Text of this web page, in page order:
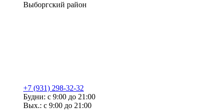
Выборгский район
+7 (931) 298-32-32
Будни: с 9:00 до 21:00
Вых.: с 9:00 до 21:00